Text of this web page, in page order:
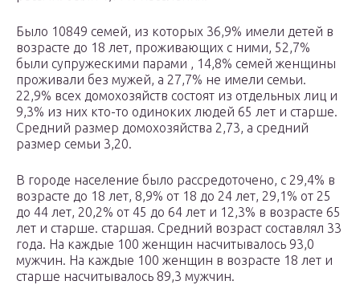
Было 10849 семей, из которых 36,9% имели детей в
возрасте до 18 лет, проживающих с ними, 52,7%
были супружескими парами , 14,8% семей женщины
проживали без мужей, а 27,7% не имели семьи.
22,9% всех домохозяйств состоят из отдельных лиц и
9,3% из них кто-то одиноких людей 65 лет и старше.
Средний размер домохозяйства 2,73, а средний
размер семьи 3,20.
В городе население было рассредоточено, с 29,4% в
возрасте до 18 лет, 8,9% от 18 до 24 лет, 29,1% от 25
до 44 лет, 20,2% от 45 до 64 лет и 12,3% в возрасте 65
лет и старше. старшая. Средний возраст составлял 33
года. На каждые 100 женщин насчитывалось 93,0
мужчин. На каждые 100 женщин в возрасте 18 лет и
старше насчитывалось 89,3 мужчин.